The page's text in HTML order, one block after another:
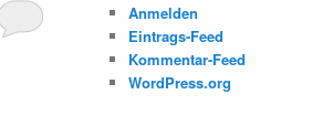
Anmelden
Eintrags-Feed
Kommentar-Feed
WordPress.org